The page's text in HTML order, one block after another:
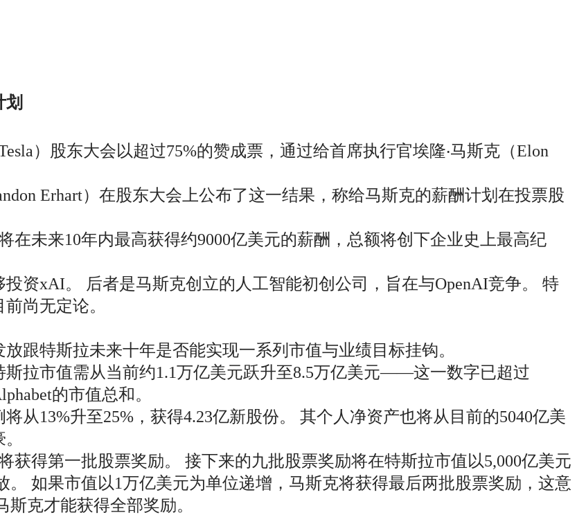
）股东大会以超过75%的赞成票，通过给首席执行官埃隆‧马斯克（Elon
Erhart）在股东大会上公布了这一结果，称给马斯克的薪酬计划在投票股
在未来10年内最高获得约9000亿美元的薪酬，总额将创下企业史上最高纪
资xAI。 后者是马斯克创立的人工智能初创公司，旨在与OpenAI竞争。 特
尚无定论。
跟特斯拉未来十年是否能实现一系列市值与业绩目标挂钩。
拉市值需从当前约1.1万亿美元跃升至8.5万亿美元——这一数字已超过
的市值总和。
从13%升至25%，获得4.23亿新股份。 其个人净资产也将从目前的5040亿美
获得第一批股票奖励。 接下来的九批股票奖励将在特斯拉市值以5,000亿美元
。 如果市值以1万亿美元为单位递增，马斯克将获得最后两批股票奖励，这意
克才能获得全部奖励。